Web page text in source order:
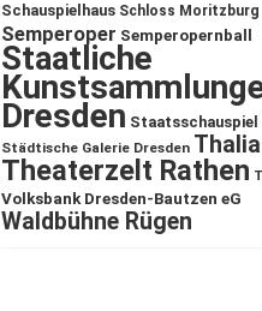
Schauspielhaus Schloss Moritzburg
Semperoper Semperopernball
Staatliche
Dresden Staatsschauspiel
Städtische Galerie Dresden Thalia
Theaterzelt Rathen
Volksbank Dresden-Bautzen eG
Waldbühne Rügen